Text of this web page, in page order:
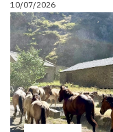
i
turisme
Cultura
Esports
Mai
tant!
TV
i
10/07/2026